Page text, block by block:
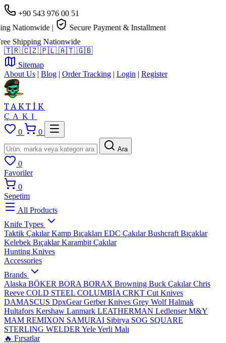
+90 543 976 00 51
|
Secure Payment & Installment
Nationwide
🇹🇷 🇨🇿 🇵🇱 🇦🇹 🇬🇧
Sitemap
About Us | Blog | Order Tracking | Login | Register
TAKTİK
ÇAKI
0
0
Ara
0
Favoriler
0
Sepetim
All Products
Knife Types
Taktik ÇakılarKamp Bıçakları EDC ÇakılarBushcraft Bıçaklar
Kelebek BıçaklarKarambit Çakılar
Hunting Knives
Accessories
Brands
Alaska BÖKER BORA BORAX Browning Buck ÇakılarChris
Reeve COLD STEEL COLUMBİA CRKT Cut Knives
DAMASCUS DpxGearGerber Knives Grey WolfHalmak
Hultafors Kershaw Lanmark LEATHERMAN LedlenserM&Y
MAM REMIXON SAMURAI Sibirya SOG SQUARE
STERLING WELDER YeleYerli Malı
🔥 Fırsatlar